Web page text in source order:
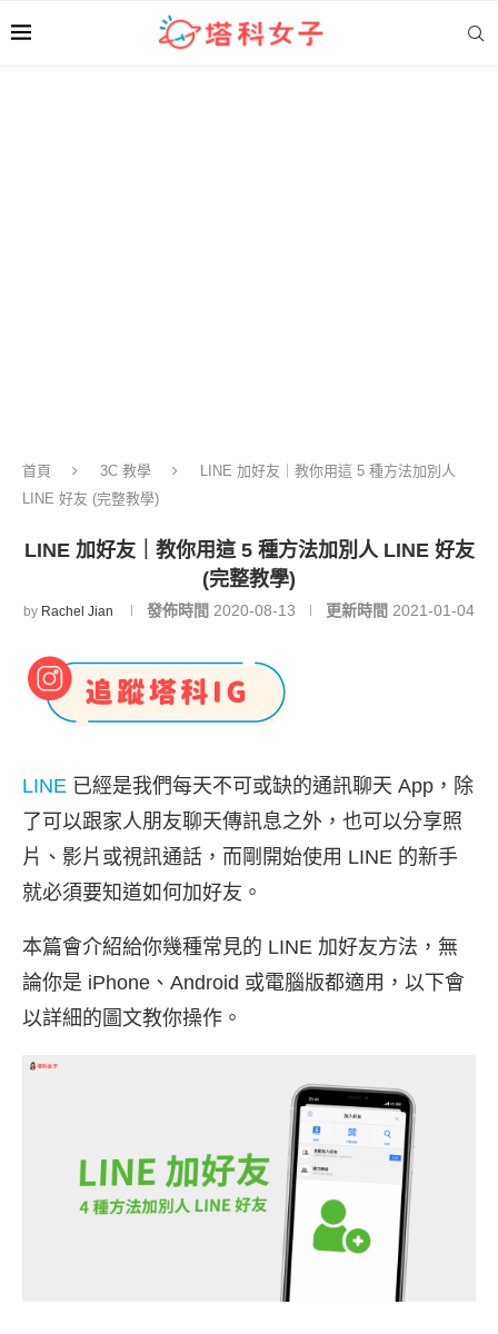
首頁 3C 教學
LINE 加好友｜教你用這 5 種方法加別人
LINE 好友 (完整教學)
LINE 加好友｜教你用這 5 種方法加別人 LINE 好友
(完整教學)
by Rachel Jian 發佈時間 2020-08-13 更新時間 2021-01-04
LINE 已經是我們每天不可或缺的通訊聊天 App，除
了可以跟家人朋友聊天傳訊息之外，也可以分享照
片、影片或視訊通話，而剛開始使用 LINE 的新手
就必須要知道如何加好友。
本篇會介紹給你幾種常見的 LINE 加好友方法，無
論你是 iPhone、Android 或電腦版都適用，以下會
以詳細的圖文教你操作。